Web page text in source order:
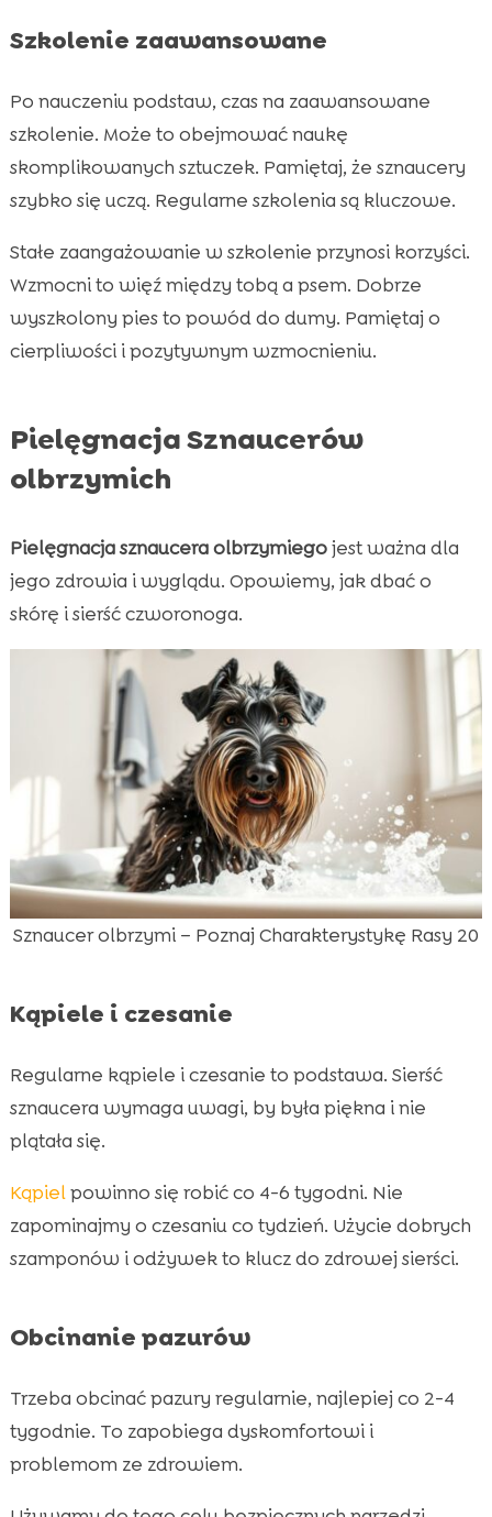
Szkolenie zaawansowane
Po nauczeniu podstaw, czas na zaawansowane
szkolenie. Może to obejmować naukę
skomplikowanych sztuczek. Pamiętaj, że sznaucery
szybko się uczą. Regularne szkolenia są kluczowe.
Stałe zaangażowanie w szkolenie przynosi korzyści.
Wzmocni to więź między tobą a psem. Dobrze
wyszkolony pies to powód do dumy. Pamiętaj o
cierpliwości i pozytywnym wzmocnieniu.
Pielęgnacja Sznaucerów
olbrzymich
Pielęgnacja sznaucera olbrzymiegojest ważna dla
jego zdrowia i wyglądu. Opowiemy, jak dbać o
skórę i sierść czworonoga.
Sznaucer olbrzymi – Poznaj Charakterystykę Rasy 20
Kąpiele i czesanie
Regularne kąpiele i czesanie to podstawa. Sierść
sznaucera wymaga uwagi, by była piękna i nie
plątała się.
Kąpielpowinno się robić co 4-6 tygodni. Nie
zapominajmy o czesaniu co tydzień. Użycie dobrych
szamponów i odżywek to klucz do zdrowej sierści.
Obcinanie pazurów
Trzeba obcinać pazury regularnie, najlepiej co 2-4
tygodnie. To zapobiega dyskomfortowi i
problemom ze zdrowiem.